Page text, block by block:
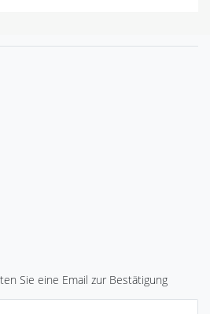
Sie eine Email zur Bestätigung